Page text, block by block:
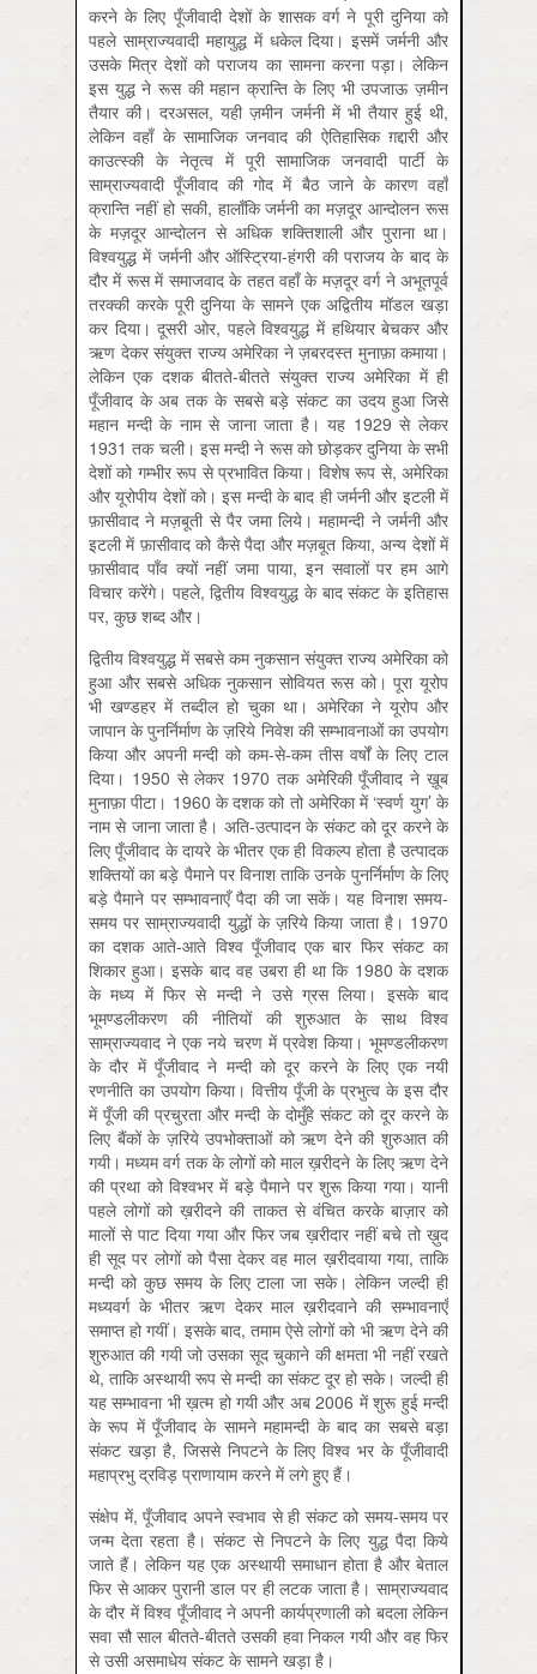
करने के लिए पूँजीवादी देशों के शासक वर्ग ने पूरी दुनिया को
पहले साम्राज्यवादी महायुद्ध में धकेल दिया। इसमें जर्मनी और
उसके मित्र देशों को पराजय का सामना करना पड़ा। लेकिन
इस युद्ध ने रूस की महान क्रान्ति के लिए भी उपजाऊ ज़मीन
तैयार की। दरअसल, यही ज़मीन जर्मनी में भी तैयार हुई थी,
लेकिन वहाँ के सामाजिक जनवाद की ऐतिहासिक ग़द्दारी और
काउत्स्की के नेतृत्व में पूरी सामाजिक जनवादी पार्टी के
साम्राज्यवादी पूँजीवाद की गोद में बैठ जाने के कारण वहाँ
क्रान्ति नहीं हो सकी, हालाँकि जर्मनी का मज़दूर आन्दोलन रूस
के मज़दूर आन्दोलन से अधिक शक्तिशाली और पुराना था।
विश्वयुद्ध में जर्मनी और ऑस्ट्रिया-हंगरी की पराजय के बाद के
दौर में रूस में समाजवाद के तहत वहाँ के मज़दूर वर्ग ने अभूतपूर्व
तरक्की करके पूरी दुनिया के सामने एक अद्वितीय मॉडल खड़ा
कर दिया। दूसरी ओर, पहले विश्वयुद्ध में हथियार बेचकर और
ऋण देकर संयुक्त राज्य अमेरिका ने ज़बरदस्त मुनाफ़ा कमाया।
लेकिन एक दशक बीतते-बीतते संयुक्त राज्य अमेरिका में ही
पूँजीवाद के अब तक के सबसे बड़े संकट का उदय हुआ जिसे
महान मन्दी के नाम से जाना जाता है। यह 1929 से लेकर
1931 तक चली। इस मन्दी ने रूस को छोड़कर दुनिया के सभी
देशों को गम्भीर रूप से प्रभावित किया। विशेष रूप से, अमेरिका
और यूरोपीय देशों को। इस मन्दी के बाद ही जर्मनी और इटली में
फ़ासीवाद ने मज़बूती से पैर जमा लिये। महामन्दी ने जर्मनी और
इटली में फ़ासीवाद को कैसे पैदा और मज़बूत किया, अन्य देशों में
फ़ासीवाद पाँव क्यों नहीं जमा पाया, इन सवालों पर हम आगे
विचार करेंगे। पहले, द्वितीय विश्वयुद्ध के बाद संकट के इतिहास
पर, कुछ शब्द और।
द्वितीय विश्वयुद्ध में सबसे कम नुकसान संयुक्त राज्य अमेरिका को
हुआ और सबसे अधिक नुकसान सोवियत रूस को। पूरा यूरोप
भी खण्डहर में तब्दील हो चुका था। अमेरिका ने यूरोप और
जापान के पुनर्निर्माण के ज़रिये निवेश की सम्भावनाओं का उपयोग
किया और अपनी मन्दी को कम-से-कम तीस वर्षों के लिए टाल
दिया। 1950 से लेकर 1970 तक अमेरिकी पूँजीवाद ने ख़ूब
मुनाफ़ा पीटा। 1960 के दशक को तो अमेरिका में ‘स्वर्ण युग’ के
नाम से जाना जाता है। अति-उत्पादन के संकट को दूर करने के
लिए पूँजीवाद के दायरे के भीतर एक ही विकल्प होता है उत्पादक
शक्तियों का बड़े पैमाने पर विनाश ताकि उनके पुनर्निर्माण के लिए
बड़े पैमाने पर सम्भावनाएँ पैदा की जा सकें। यह विनाश समय-
समय पर साम्राज्यवादी युद्धों के ज़रिये किया जाता है। 1970
का दशक आते-आते विश्व पूँजीवाद एक बार फिर संकट का
शिकार हुआ। इसके बाद वह उबरा ही था कि 1980 के दशक
के मध्‍य में फिर से मन्दी ने उसे ग्रस लिया। इसके बाद
भूमण्डलीकरण की नीतियों की शुरुआत के साथ विश्व
साम्राज्यवाद ने एक नये चरण में प्रवेश किया। भूमण्डलीकरण
के दौर में पूँजीवाद ने मन्दी को दूर करने के लिए एक नयी
रणनीति का उपयोग किया। वित्तीय पूँजी के प्रभुत्व के इस दौर
में पूँजी की प्रचुरता और मन्दी के दोमुँहे संकट को दूर करने के
लिए बैंकों के ज़रिये उपभोक्ताओं को ऋण देने की शुरुआत की
गयी। मध्‍यम वर्ग तक के लोगों को माल ख़रीदने के लिए ऋण देने
की प्रथा को विश्वभर में बड़े पैमाने पर शुरू किया गया। यानी
पहले लोगों को ख़रीदने की ताकत से वंचित करके बाज़ार को
मालों से पाट दिया गया और फिर जब ख़रीदार नहीं बचे तो ख़ुद
ही सूद पर लोगों को पैसा देकर वह माल ख़रीदवाया गया, ताकि
मन्दी को कुछ समय के लिए टाला जा सके। लेकिन जल्दी ही
मध्‍यवर्ग के भीतर ऋण देकर माल ख़रीदवाने की सम्भावनाएँ
समाप्त हो गयीं। इसके बाद, तमाम ऐसे लोगों को भी ऋण देने की
शुरुआत की गयी जो उसका सूद चुकाने की क्षमता भी नहीं रखते
थे, ताकि अस्थायी रूप से मन्दी का संकट दूर हो सके। जल्दी ही
यह सम्भावना भी ख़त्म हो गयी और अब 2006 में शुरू हुई मन्दी
के रूप में पूँजीवाद के सामने महामन्दी के बाद का सबसे बड़ा
संकट खड़ा है, जिससे निपटने के लिए विश्व भर के पूँजीवादी
महाप्रभु द्रविड़ प्राणायाम करने में लगे हुए हैं।
संक्षेप में, पूँजीवाद अपने स्वभाव से ही संकट को समय-समय पर
जन्म देता रहता है। संकट से निपटने के लिए युद्ध पैदा किये
जाते हैं। लेकिन यह एक अस्थायी समाधान होता है और बेताल
फिर से आकर पुरानी डाल पर ही लटक जाता है। साम्राज्यवाद
के दौर में विश्व पूँजीवाद ने अपनी कार्यप्रणाली को बदला लेकिन
सवा सौ साल बीतते-बीतते उसकी हवा निकल गयी और वह फिर
से उसी असमाधेय संकट के सामने खड़ा है।